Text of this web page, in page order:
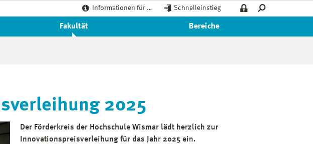
Informationen für … Schnelleinstieg
Fakultät Bereiche
2025
Der Förderkreis der Hochschule Wismar lädt herzlich zur
Innovationspreisverleihung für das Jahr 2025 ein.